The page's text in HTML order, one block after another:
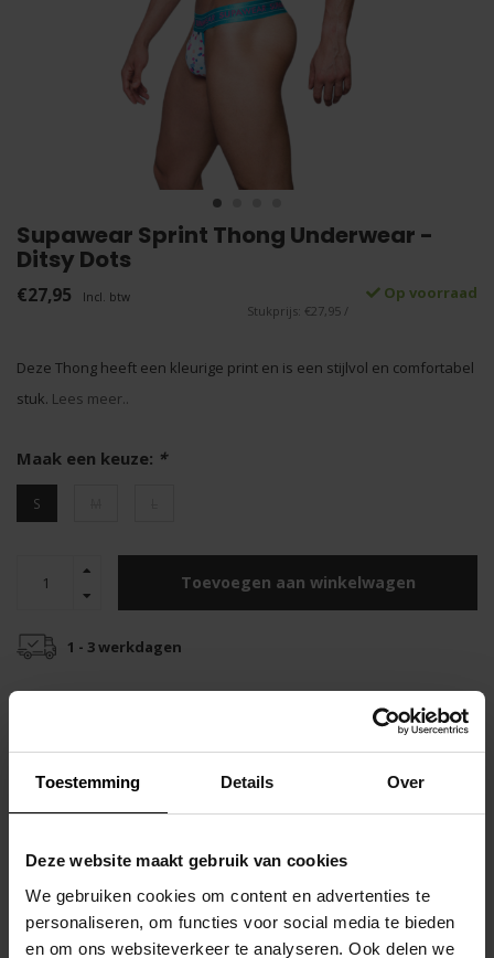
Toestemming Details Over
Deze website maakt gebruik van cookies
We gebruiken cookies om content en advertenties te
personaliseren, om functies voor social media te bieden
en om ons websiteverkeer te analyseren. Ook delen we
Supawear Sprint Thong Underwear -
Ditsy Dots
€27,95 Incl. btw Op voorraad
Stukprijs: €27,95 /
Deze Thong heeft een kleurige print en is een stijlvol en comfortabel
stuk. Lees meer..
Maak een keuze: *
S
Toevoegen aan winkelwagen
1 - 3 werkdagen
Snelle verzending
Het is gemaakt van hoogwaardige materialen, bestaande uit 90%